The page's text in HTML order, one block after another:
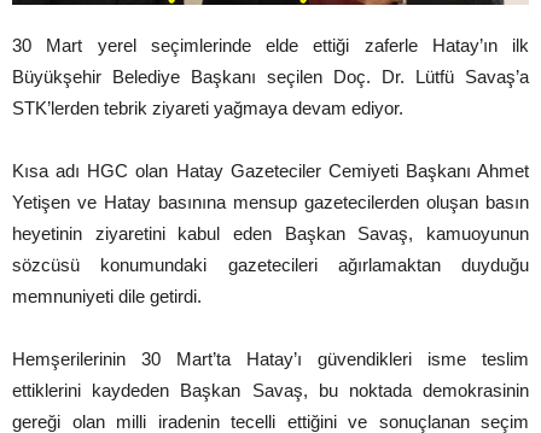
30 Mart yerel seçimlerinde elde ettiği zaferle Hatay’ın ilk
Büyükşehir Belediye Başkanı seçilen Doç. Dr. Lütfü Savaş’a
STK’lerden tebrik ziyareti yağmaya devam ediyor.
Kısa adı HGC olan Hatay Gazeteciler Cemiyeti Başkanı Ahmet
Yetişen ve Hatay basınına mensup gazetecilerden oluşan basın
heyetinin ziyaretini kabul eden Başkan Savaş, kamuoyunun
sözcüsü konumundaki gazetecileri ağırlamaktan duyduğu
memnuniyeti dile getirdi.
Hemşerilerinin 30 Mart’ta Hatay’ı güvendikleri isme teslim
ettiklerini kaydeden Başkan Savaş, bu noktada demokrasinin
gereği olan milli iradenin tecelli ettiğini ve sonuçlanan seçim